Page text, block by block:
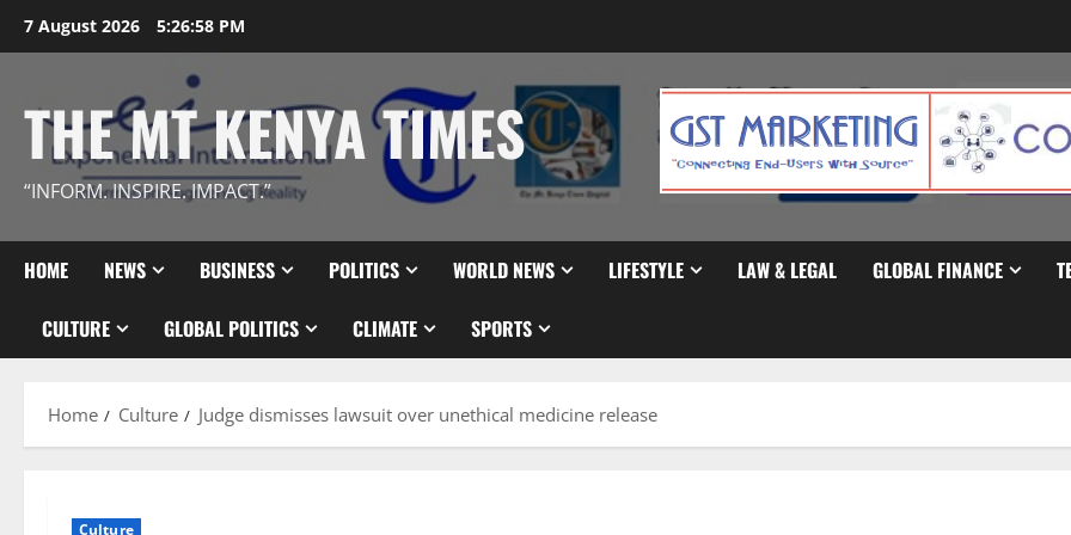
7 August 2026 5:27:00 PM
THE MT KENYA TIMES
“INFORM. INSPIRE. IMPACT.”
HOME NEWS BUSINESS POLITICS WORLD NEWS LIFESTYLE LAW & LEGAL GLOBAL FINANCE
CULTURE GLOBAL POLITICS CLIMATE SPORTS
Home Culture Judge dismisses lawsuit over unethical medicine release
Culture